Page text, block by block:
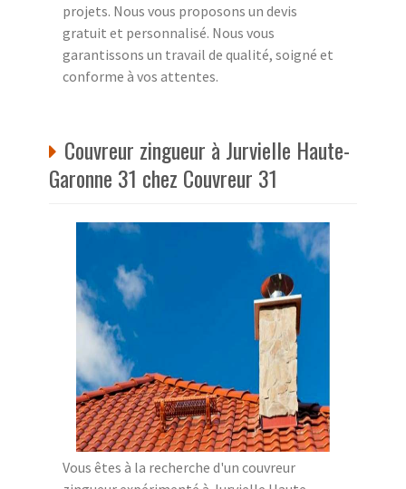
projets. Nous vous proposons un devis
gratuit et personnalisé. Nous vous
garantissons un travail de qualité, soigné et
conforme à vos attentes.
Couvreur zingueur à Jurvielle Haute-
Garonne 31 chez Couvreur 31
Vous êtes à la recherche d'un couvreur